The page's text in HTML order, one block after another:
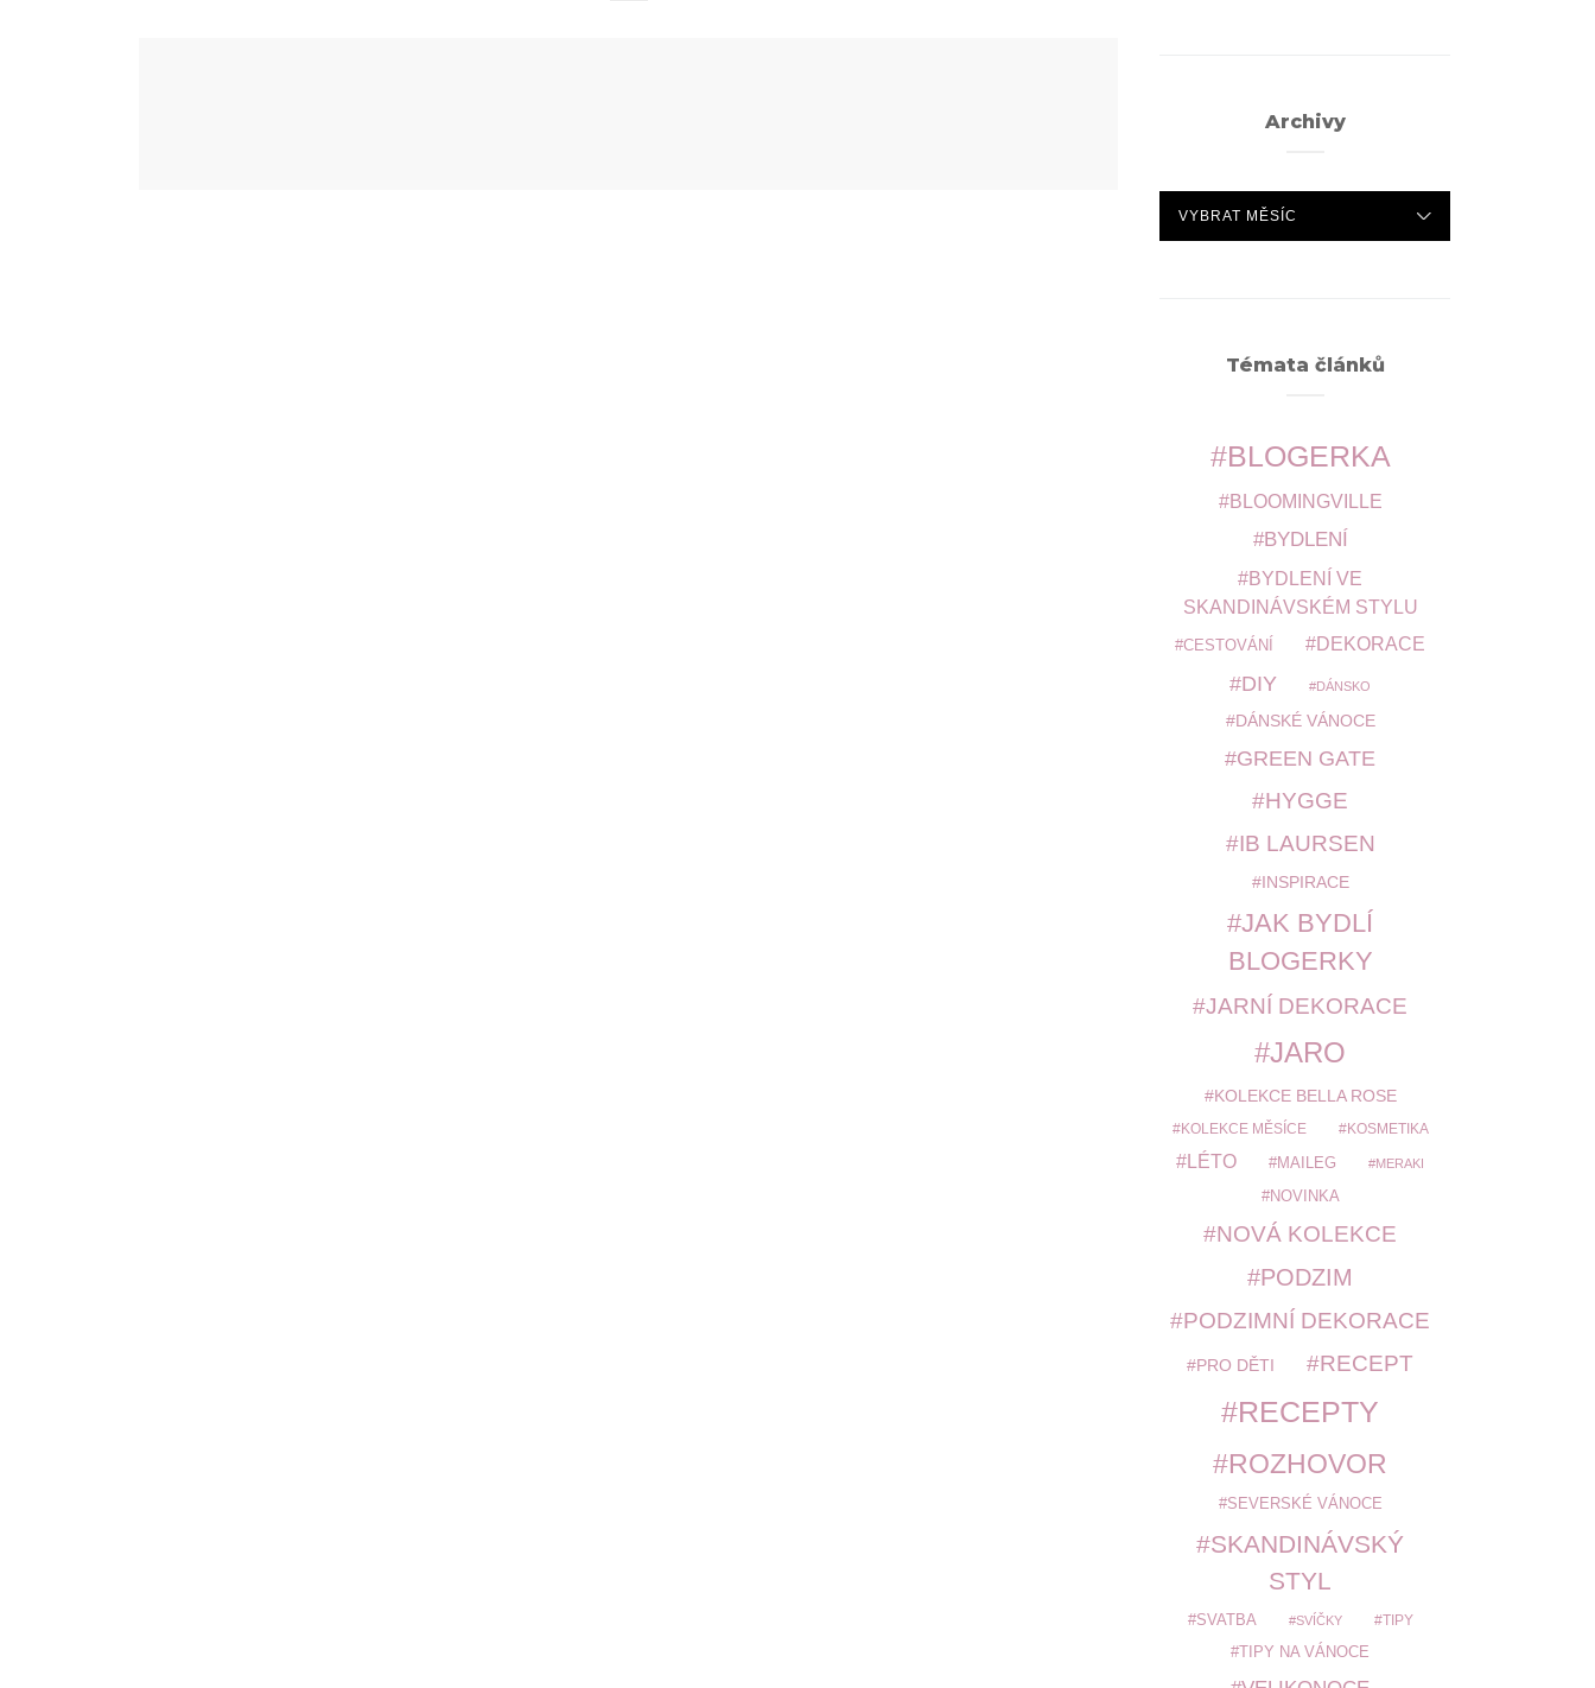
Archivy
Témata článků
BLOGERKA
BLOOMINGVILLE
BYDLENÍ
BYDLENÍ VE
SKANDINÁVSKÉM STYLU
CESTOVÁNÍ DEKORACE
DIY DÁNSKO
DÁNSKÉ VÁNOCE
GREEN GATE
HYGGE
IB LAURSEN
INSPIRACE
JAK BYDLÍ
BLOGERKY
JARNÍ DEKORACE
JARO
KOLEKCE BELLA ROSE
KOLEKCE MĚSÍCE KOSMETIKA
LÉTO MAILEG MERAKI
NOVINKA
NOVÁ KOLEKCE
PODZIM
PODZIMNÍ DEKORACE
PRO DĚTI RECEPT
RECEPTY
ROZHOVOR
SEVERSKÉ VÁNOCE
SKANDINÁVSKÝ
STYL
SVATBA SVÍČKY TIPY
TIPY NA VÁNOCE